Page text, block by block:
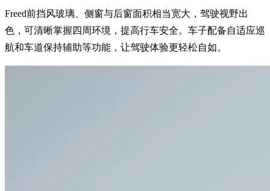
Freed前挡风玻璃、侧窗与后窗面积相当宽大，驾驶视野出
色，可清晰掌握四周环境，提高行车安全。车子配备自适应巡
航和车道保持辅助等功能，让驾驶体验更轻松自如。